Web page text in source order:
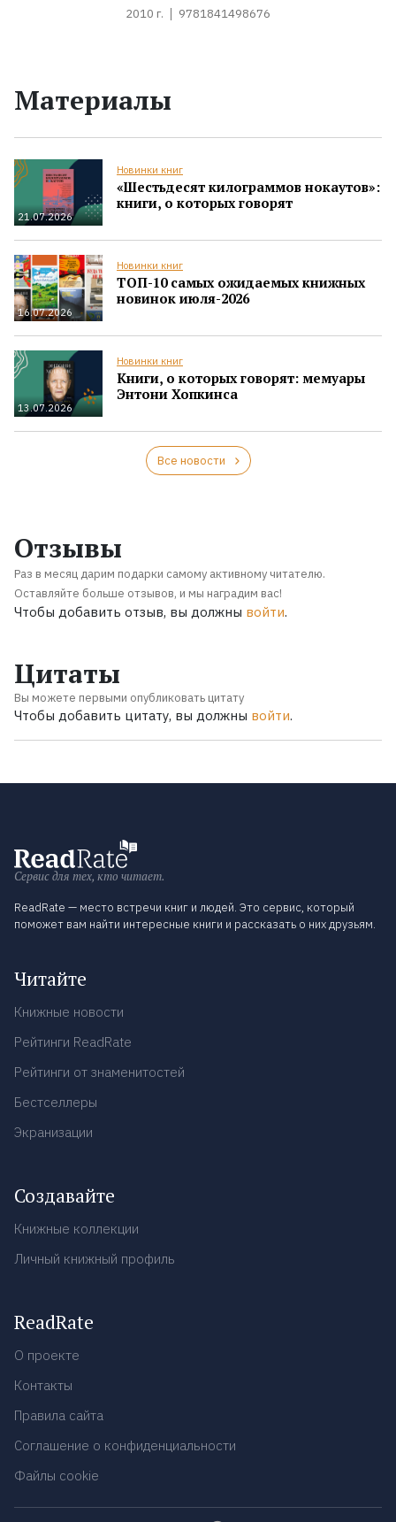
2010 г. 9781841498676
Материалы
21.07.2026
Новинки книг
«Шестьдесят килограммов нокаутов»:
книги, о которых говорят
16.07.2026
Новинки книг
ТОП-10 самых ожидаемых книжных
новинок июля-2026
13.07.2026
Новинки книг
Книги, о которых говорят: мемуары
Энтони Хопкинса
Все новости
Отзывы
Раз в месяц дарим подарки самому активному читателю.
Оставляйте больше отзывов, и мы наградим вас!
Чтобы добавить отзыв, вы должны войти.
Цитаты
Вы можете первыми опубликовать цитату
Чтобы добавить цитату, вы должны войти.
Сервис для тех, кто читает.
ReadRate — место встречи книг и людей. Это сервис, который
поможет вам найти интересные книги и рассказать о них друзьям.
Читайте
Книжные новости
Рейтинги ReadRate
Рейтинги от знаменитостей
Бестселлеры
Экранизации
Создавайте
Книжные коллекции
Личный книжный профиль
ReadRate
О проекте
Контакты
Правила сайта
Соглашение о конфиденциальности
Файлы cookie